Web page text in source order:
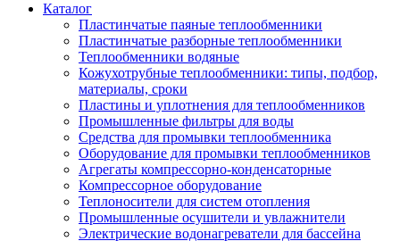
Каталог
Пластинчатые паяные теплообменники
Пластинчатые разборные теплообменники
Теплообменники водяные
Кожухотрубные теплообменники: типы, подбор,
материалы, сроки
Пластины и уплотнения для теплообменников
Промышленные фильтры для воды
Средства для промывки теплообменника
Оборудование для промывки теплообменников
Агрегаты компрессорно-конденсаторные
Компрессорное оборудование
Теплоносители для систем отопления
Промышленные осушители и увлажнители
Электрические водонагреватели для бассейна